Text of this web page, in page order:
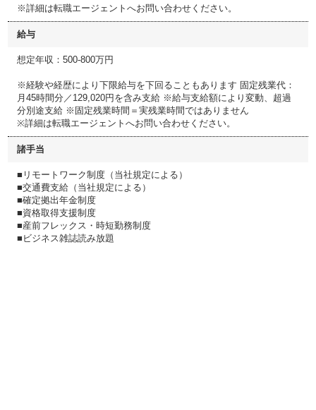
※詳細は転職エージェントへお問い合わせください。
給与
想定年収：500-800万円
※経験や経歴により下限給与を下回ることもあります 固定残業代：
月45時間分／129,020円を含み支給 ※給与支給額により変動、超過
分別途支給 ※固定残業時間＝実残業時間ではありません
※詳細は転職エージェントへお問い合わせください。
諸手当
■リモートワーク制度（当社規定による）
■交通費支給（当社規定による）
■確定拠出年金制度
■資格取得支援制度
■産前フレックス・時短勤務制度
■ビジネス雑誌読み放題